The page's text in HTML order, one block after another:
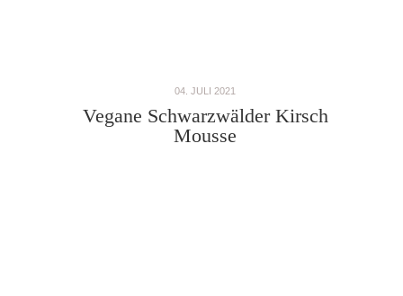
04. JULI 2021
Vegane Schwarzwälder Kirsch
Mousse